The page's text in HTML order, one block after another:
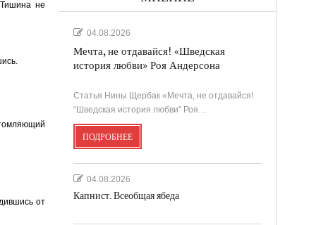
не
от
04.08.2026
Мечта, не отдавайся! «Шведская
история любви» Роя Андерсона
Статья Нины Щербак «Мечта, не отдавайся!
“Шведская история любви” Роя…
ПОДРОБНЕЕ
04.08.2026
Капнист. Всеобщая ябеда